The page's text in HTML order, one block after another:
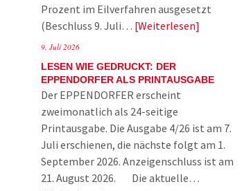
Prozent im Eilverfahren ausgesetzt
(Beschluss 9. Juli… Weiterlesen
9. Juli 2026
LESEN WIE GEDRUCKT: DER
EPPENDORFER ALS PRINTAUSGABE
Der EPPENDORFER erscheint
zweimonatlich als 24-seitige
Printausgabe. Die Ausgabe 4/26 ist am 7.
Juli erschienen, die nächste folgt am 1.
September 2026. Anzeigenschluss ist am
21. August 2026. Die aktuelle…